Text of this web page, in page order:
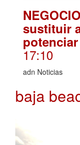
sustituir
17:10
adn Noticias
baja